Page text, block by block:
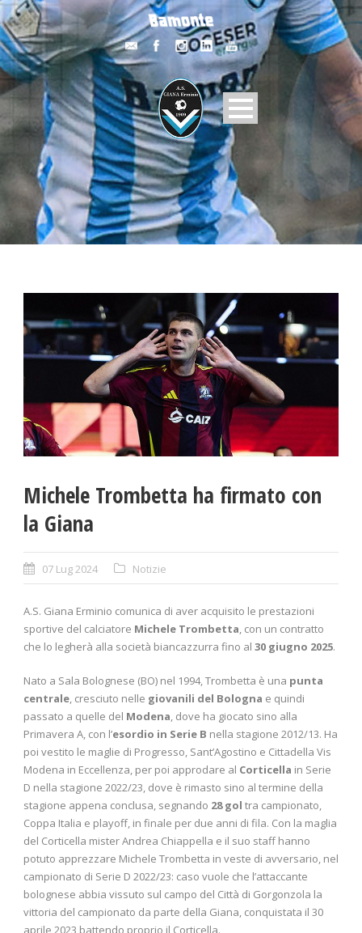
Michele Trombetta ha firmato con
la Giana
07 Lug 2024 Notizie
A.S. Giana Erminio comunica di aver acquisito le prestazioni
sportive del calciatore Michele Trombetta, con un contratto
che lo legherà alla società biancazzurra fino al 30 giugno 2025.
Nato a Sala Bolognese (BO) nel 1994, Trombetta è una punta
centrale, cresciuto nelle giovanili del Bologna e quindi
passato a quelle del Modena, dove ha giocato sino alla
Primavera A, con l’esordio in Serie B nella stagione 2012/13. Ha
poi vestito le maglie di Progresso, Sant’Agostino e Cittadella Vis
Modena in Eccellenza, per poi approdare al Corticella in Serie
D nella stagione 2022/23, dove è rimasto sino al termine della
stagione appena conclusa, segnando 28 gol tra campionato,
Coppa Italia e playoff, in finale per due anni di fila. Con la maglia
del Corticella mister Andrea Chiappella e il suo staff hanno
potuto apprezzare Michele Trombetta in veste di avversario, nel
campionato di Serie D 2022/23: caso vuole che l’attaccante
bolognese abbia vissuto sul campo del Città di Gorgonzola la
vittoria del campionato da parte della Giana, conquistata il 30
aprile 2023 battendo proprio il Corticella.